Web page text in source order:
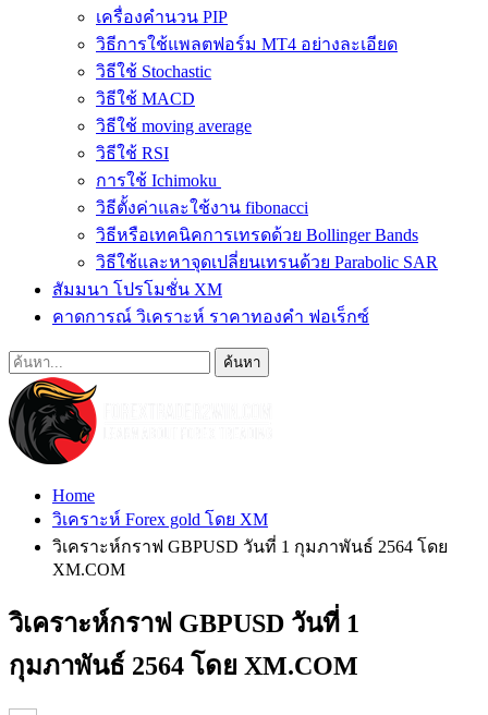
เครื่องคำนวน PIP
วิธีการใช้แพลตฟอร์ม MT4 อย่างละเอียด
วิธีใช้ Stochastic
วิธีใช้ MACD
วิธีใช้ moving average
วิธีใช้ RSI
การใช้ Ichimoku
วิธีตั้งค่าและใช้งาน fibonacci
วิธีหรือเทคนิคการเทรดด้วย Bollinger Bands
วิธีใช้และหาจุดเปลี่ยนเทรนด้วย Parabolic SAR
สัมมนา โปรโมชั่น XM
คาดการณ์ วิเคราะห์ ราคาทองคำ ฟอเร็กซ์
Home
วิเคราะห์ Forex gold โดย XM
วิเคราะห์กราฟ GBPUSD วันที่ 1 กุมภาพันธ์ 2564 โดย
XM.COM
วิเคราะห์กราฟ GBPUSD วันที่ 1
กุมภาพันธ์ 2564 โดย XM.COM